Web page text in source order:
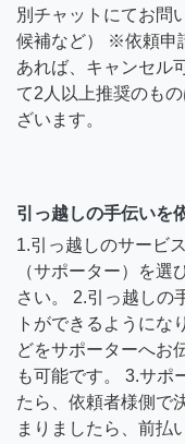
別チャットにてお問
候補など） ※依頼申
あれば、キャンセル
て2人以上推奨のも
ざいます。
引っ越しの手伝いを
1.引っ越しのサービ
（サポーター）を
さい。 2.引っ越しの
トができるようにな
どをサポーターへお
も可能です。 3.サポ
たら、依頼者様側で
まりましたら、前払